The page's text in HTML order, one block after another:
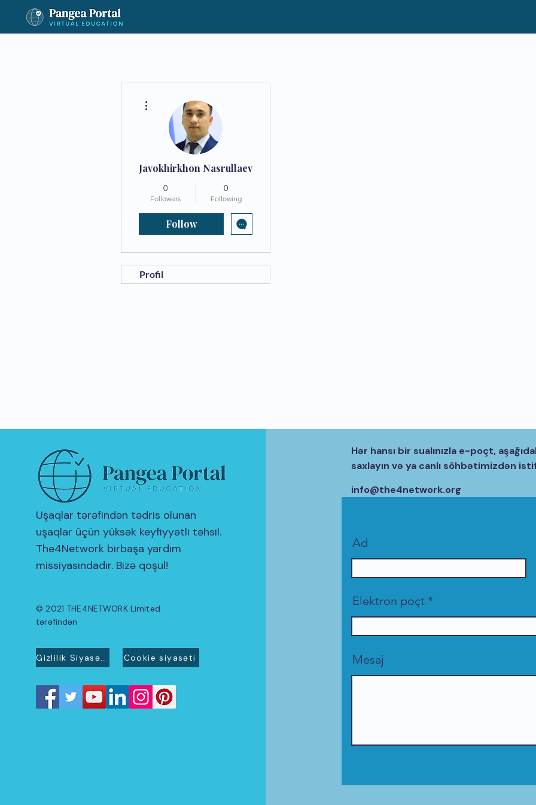
Javokhirkhon Nasrullaev
0
Followers
0
Following
Follow
Profil
Uşaqlar tərəfindən tədris olunan
uşaqlar üçün yüksək keyfiyyətli təhsil.
The4Network birbaşa yardım
missiyasındadır. Bizə qoşul!
© 2021 THE4NETWORK Limited
tərəfindən
Gizlilik Siyasəti Cookie siyasəti
Hər hansı bir sualınızla e-poçt,
saxlayın və ya canlı söhbətimizdən
info@the4network.org
Ad
Elektron poçt
Mesaj